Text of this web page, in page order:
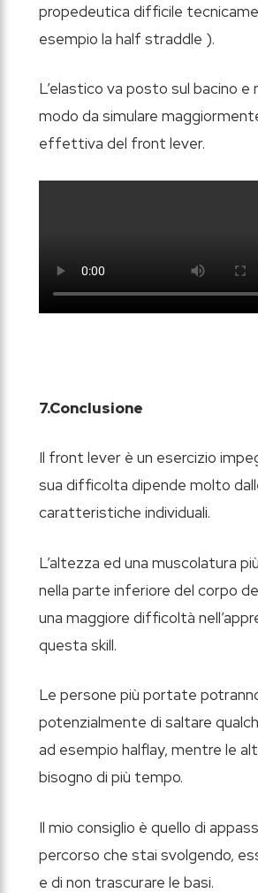
propedeutica difficile
esempio la half straddle ).
L’elastico va posto sul bacino e
modo da simulare
effettiva del front lever.
7.Conclusione
Il front lever è un esercizio
sua difficolta dipende molto
caratteristiche individuali.
L’altezza ed una muscolatura
nella parte inferiore del corpo
una maggiore difficoltà
questa skill.
Le persone più portate
potenzialmente di saltare
ad esempio halflay, mentre le
bisogno di più tempo.
Il mio consiglio è quello di
percorso che stai svolgendo,
e di non trascurare le basi.